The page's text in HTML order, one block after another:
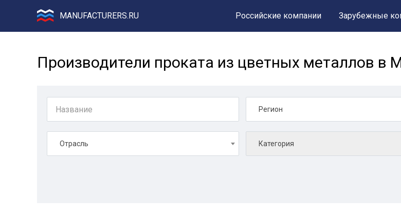
MANUFACTURERS.RU Российские компании Зарубежные
Производители проката из цветных металлов в
Регион
Отрасль Категория